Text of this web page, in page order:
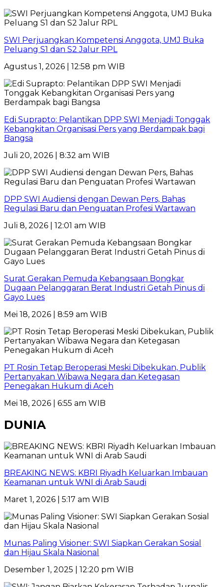
SWI Perjuangkan Kompetensi Anggota, UMJ Buka
Peluang S1 dan S2 Jalur RPL
Agustus 1, 2026 | 12:58 pm WIB
Edi Suprapto: Pelantikan DPP SWI Menjadi Tonggak
Kebangkitan Organisasi Pers yang Berdampak bagi
Bangsa
Juli 20, 2026 | 8:32 am WIB
DPP SWI Audiensi dengan Dewan Pers, Bahas
Regulasi Baru dan Penguatan Profesi Wartawan
Juli 8, 2026 | 12:01 am WIB
Surat Gerakan Pemuda Kebangsaan Bongkar
Dugaan Pelanggaran Berat Industri Getah Pinus di
Gayo Lues
Mei 18, 2026 | 8:59 am WIB
PT Rosin Tetap Beroperasi Meski Dibekukan, Publik
Pertanyakan Wibawa Negara dan Ketegasan
Penegakan Hukum di Aceh
Mei 18, 2026 | 6:55 am WIB
DUNIA
BREAKING NEWS: KBRI Riyadh Keluarkan Imbauan
Keamanan untuk WNI di Arab Saudi
Maret 1, 2026 | 5:17 am WIB
Munas Paling Visioner: SWI Siapkan Gerakan Sosial
dan Hijau Skala Nasional
Desember 1, 2025 | 12:20 pm WIB